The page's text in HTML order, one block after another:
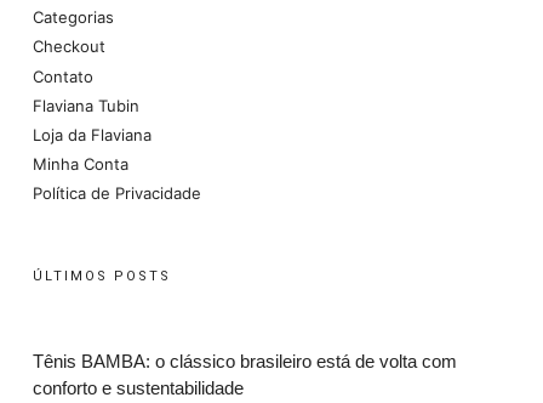
Categorias
Checkout
Contato
Flaviana Tubin
Loja da Flaviana
Minha Conta
Política de Privacidade
ÚLTIMOS POSTS
Tênis BAMBA: o clássico brasileiro está de volta com
conforto e sustentabilidade